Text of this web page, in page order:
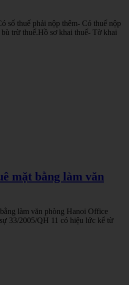
số thuế phải nộp thêm- Có thuế nộp
trừ thuế.Hồ sơ khai thuế- Tờ khai
mặt bằng làm văn
làm văn phòng Hanoi Office
33/2005/QH 11 có hiệu lức kể từ